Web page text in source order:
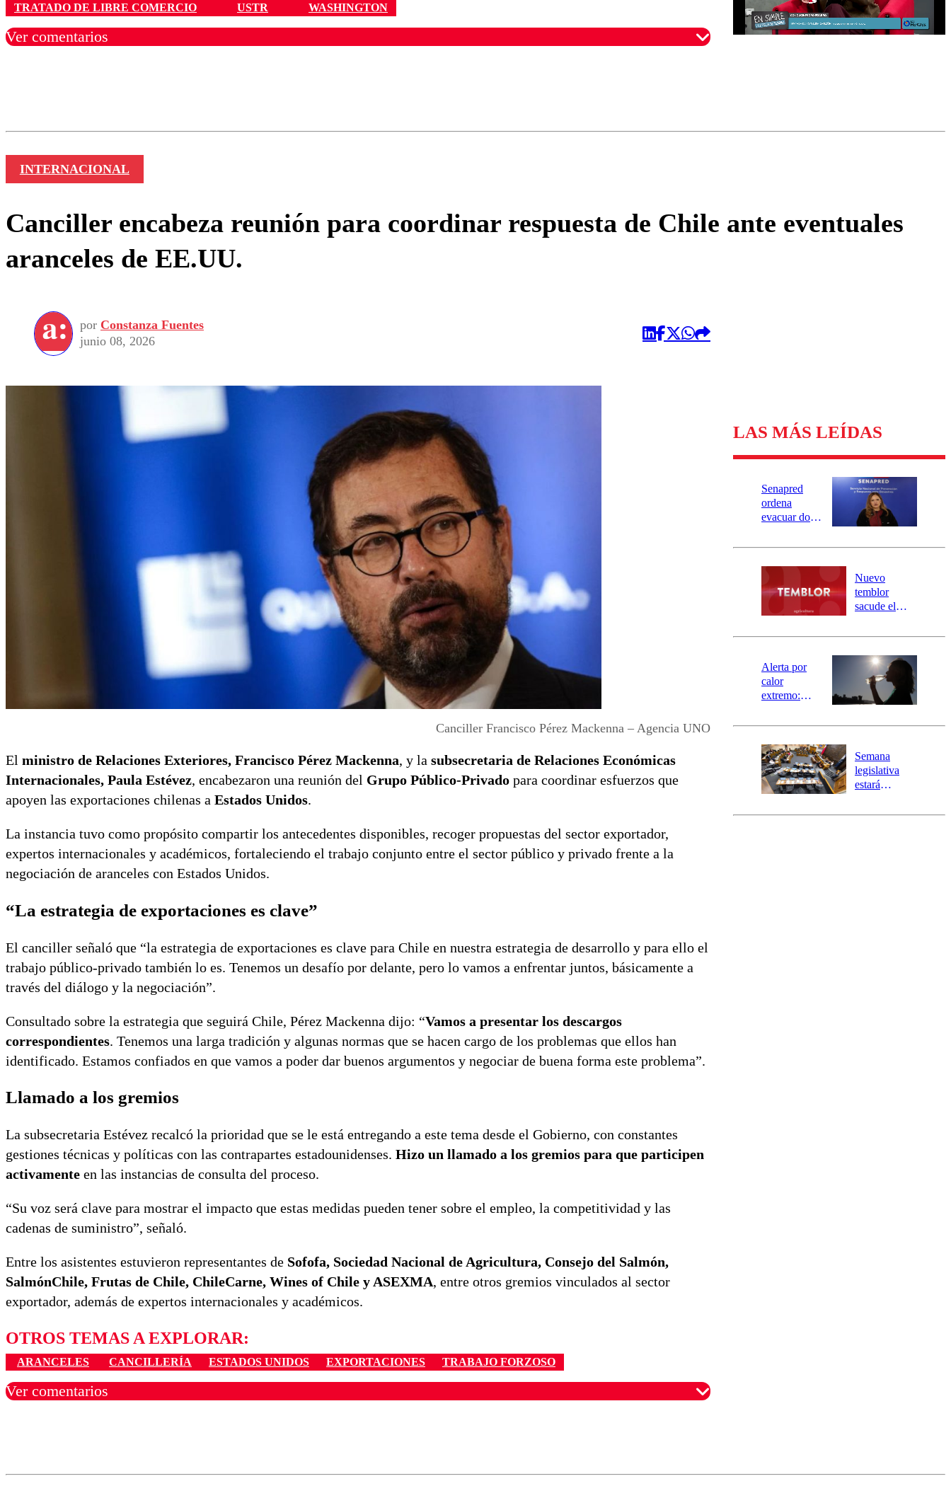
TRATADO DE LIBRE COMERCIO
USTR WASHINGTON
Ver comentarios
INTERNACIONAL
Canciller encabeza reunión para coordinar respuesta de Chile ante eventuales
aranceles de EE.UU.
por Constanza Fuentes
junio 08, 2026
Canciller Francisco Pérez Mackenna – Agencia UNO
El ministro de Relaciones Exteriores, Francisco Pérez Mackenna, y la subsecretaria de Relaciones Económicas
Internacionales, Paula Estévez, encabezaron una reunión del Grupo Público-Privado para coordinar esfuerzos que
apoyen las exportaciones chilenas a Estados Unidos.
La instancia tuvo como propósito compartir los antecedentes disponibles, recoger propuestas del sector exportador,
expertos internacionales y académicos, fortaleciendo el trabajo conjunto entre el sector público y privado frente a la
negociación de aranceles con Estados Unidos.
“La estrategia de exportaciones es clave”
El canciller señaló que “la estrategia de exportaciones es clave para Chile en nuestra estrategia de desarrollo y para ello el
trabajo público-privado también lo es. Tenemos un desafío por delante, pero lo vamos a enfrentar juntos, básicamente a
través del diálogo y la negociación”.
Consultado sobre la estrategia que seguirá Chile, Pérez Mackenna dijo: “Vamos a presentar los descargos
correspondientes. Tenemos una larga tradición y algunas normas que se hacen cargo de los problemas que ellos han
identificado. Estamos confiados en que vamos a poder dar buenos argumentos y negociar de buena forma este problema”.
Llamado a los gremios
La subsecretaria Estévez recalcó la prioridad que se le está entregando a este tema desde el Gobierno, con constantes
gestiones técnicas y políticas con las contrapartes estadounidenses. Hizo un llamado a los gremios para que participen
activamente en las instancias de consulta del proceso.
“Su voz será clave para mostrar el impacto que estas medidas pueden tener sobre el empleo, la competitividad y las
cadenas de suministro”, señaló.
Entre los asistentes estuvieron representantes de Sofofa, Sociedad Nacional de Agricultura, Consejo del Salmón,
SalmónChile, Frutas de Chile, ChileCarne, Wines of Chile y ASEXMA, entre otros gremios vinculados al sector
exportador, además de expertos internacionales y académicos.
OTROS TEMAS A EXPLORAR:
ARANCELES CANCILLERÍA ESTADOS UNIDOS EXPORTACIONES TRABAJO FORZOSO
Ver comentarios
LAS MÁS LEÍDAS
Senapred
ordena
evacuar dos
Carahue por
río Damas:
activa
mensajería
SAE
Nuevo
temblor
sacude el
revisa la
epicentro
Alerta por
calor
extremo:
activa Alerta
Preventiva en
tres comunas
Semana
legislativa
estará
el fin de la